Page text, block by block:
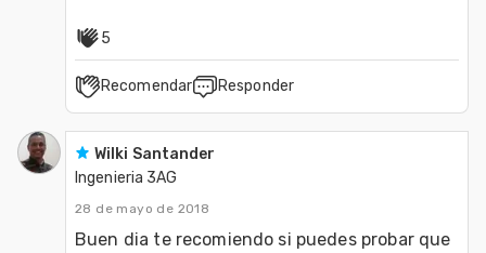
5
Recomendar Responder
Wilki Santander
Ingenieria 3AG
28 de mayo de 2018
Buen dia te recomiendo si puedes probar que